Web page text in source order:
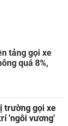
tảng gọi xe
quá 8%,
trường gọi xe
'ngôi vương'